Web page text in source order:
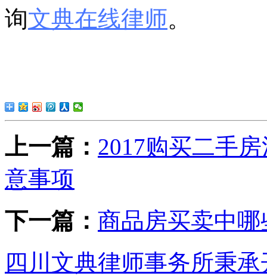
询文典在线律师。
上一篇： 2017购买二手
意事项
下一篇： 商品房买卖中
四川文典律师事务所秉